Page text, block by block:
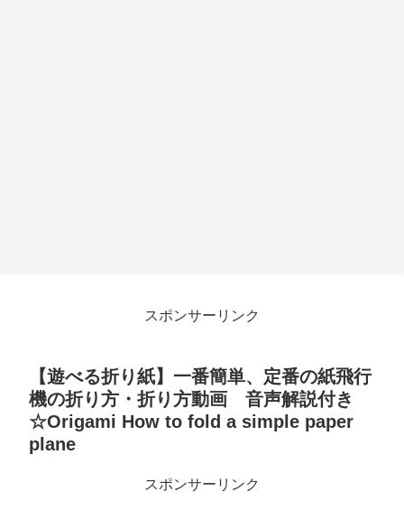
スポンサーリンク
【遊べる折り紙】一番簡単、定番の紙飛行
機の折り方・折り方動画 音声解説付き
☆Origami How to fold a simple paper
plane
スポンサーリンク